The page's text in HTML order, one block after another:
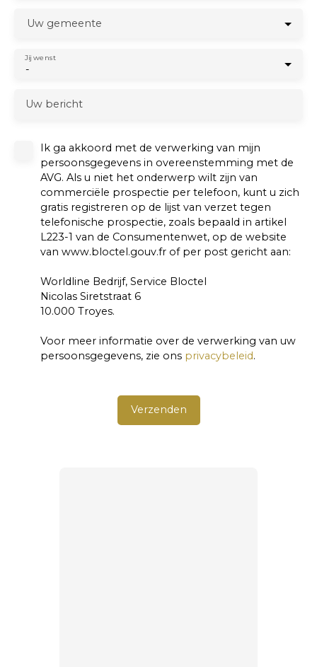
Uw gemeente
-
Jij wenst
Uw bericht
Ik ga akkoord met de verwerking van mijn
persoonsgegevens in overeenstemming met de
AVG. Als u niet het onderwerp wilt zijn van
commerciële prospectie per telefoon, kunt u zich
gratis registreren op de lijst van verzet tegen
telefonische prospectie, zoals bepaald in artikel
L223-1 van de Consumentenwet, op de website
van www.bloctel.gouv.fr of per post gericht aan:
Worldline Bedrijf, Service Bloctel
Nicolas Siretstraat 6
10.000 Troyes.
Voor meer informatie over de verwerking van uw
persoonsgegevens, zie ons privacybeleid.
Verzenden